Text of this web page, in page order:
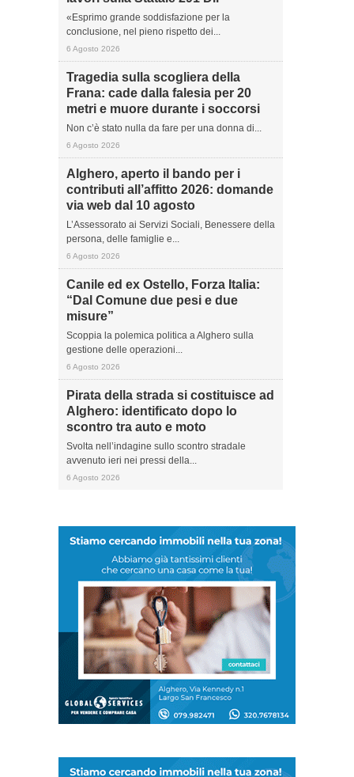
«Esprimo grande soddisfazione per la
conclusione, nel pieno rispetto dei...
6 Agosto 2026
Tragedia sulla scogliera della
Frana: cade dalla falesia per 20
metri e muore durante i soccorsi
Non c’è stato nulla da fare per una donna di...
6 Agosto 2026
Alghero, aperto il bando per i
contributi all’affitto 2026: domande
via web dal 10 agosto
L’Assessorato ai Servizi Sociali, Benessere della
persona, delle famiglie e...
6 Agosto 2026
Canile ed ex Ostello, Forza Italia:
“Dal Comune due pesi e due
misure”
Scoppia la polemica politica a Alghero sulla
gestione delle operazioni...
6 Agosto 2026
Pirata della strada si costituisce ad
Alghero: identificato dopo lo
scontro tra auto e moto
Svolta nell’indagine sullo scontro stradale
avvenuto ieri nei pressi della...
6 Agosto 2026